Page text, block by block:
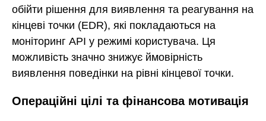
обійти рішення для виявлення та реагування на
кінцеві точки (EDR), які покладаються на
моніторинг API у режимі користувача. Ця
можливість значно знижує ймовірність
виявлення поведінки на рівні кінцевої точки.
Операційні цілі та фінансова мотивація